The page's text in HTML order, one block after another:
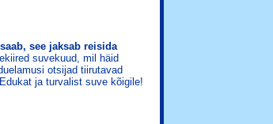
see jaksab reisida
suvekuud, mil häid
otsijad tiirutavad
ja turvalist suve kõigile!